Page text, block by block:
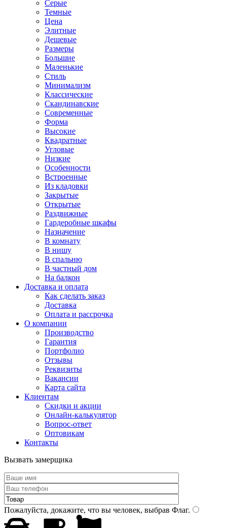
Серые
Темные
Цена
Элитные
Дешевые
Размеры
Большие
Маленькие
Стиль
Минимализм
Классические
Скандинавские
Современные
Форма
Высокие
Квадратные
Угловые
Низкие
Особенности
Встроенные
Из кладовки
Закрытые
Открытые
Раздвижные
Гардеробные шкафы
Назначение
В комнату
В нишу
В спальню
В частный дом
На балкон
Доставка и оплата
Как сделать заказ
Доставка
Оплата и рассрочка
О компании
Производство
Гарантия
Портфолио
Отзывы
Реквизиты
Вакансии
Карта сайта
Клиентам
Скидки и акции
Онлайн-калькулятор
Вопрос-ответ
Оптовикам
Контакты
Вызвать замерщика
Пожалуйста, докажите, что вы человек, выбрав Флаг.